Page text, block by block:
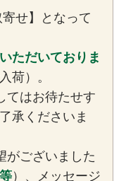
せ】となって
ただいておりま
荷）。
てはお待たせす
承くださいま
がございました
）、メッセージ